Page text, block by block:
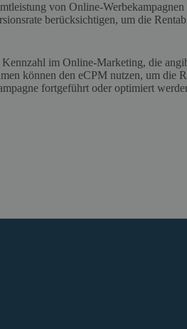
von Online-
berücksichtigen, um die
im Online-Marketing, die
können den eCPM nutzen, um die
fortgeführt oder optimiert